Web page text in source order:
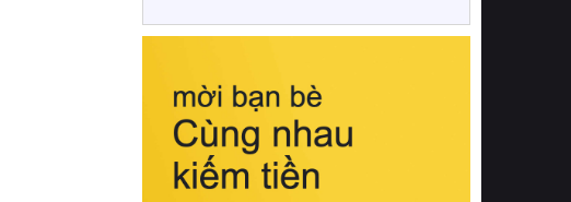
này, bạn sẽ cảm nhận rõ rệt sự khác
hồi chuẩn xác của phần đệm nâng đỡ
cột sống.
Bên cạnh đó, việc lựa chọn các dòng
sản phẩm đạt chuẩn chất lượng quốc
tế còn giúp ngăn ngừa tình trạng kích